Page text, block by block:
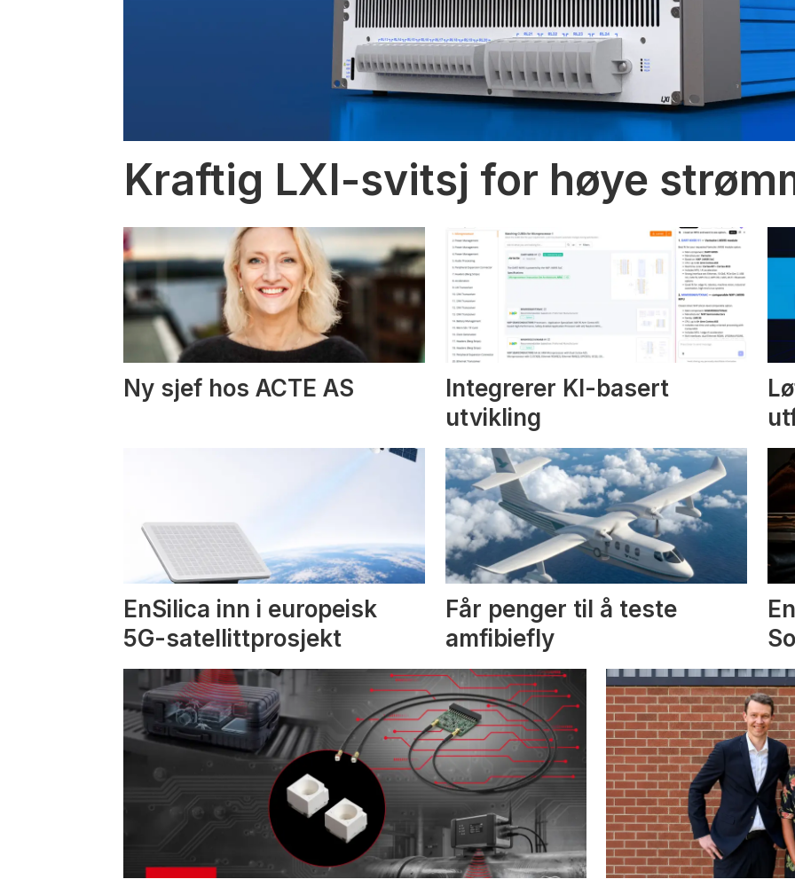
Kraftig LXI-svitsj for høye
Ny sjef hos ACTE AS
Integrerer KI-basert
utvikling
EnSilica inn i europeisk
5G-satellittprosjekt
Får penger til å teste
amfibiefly